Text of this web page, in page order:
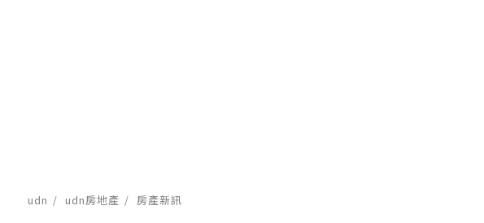
udn udn房地產 房產新訊